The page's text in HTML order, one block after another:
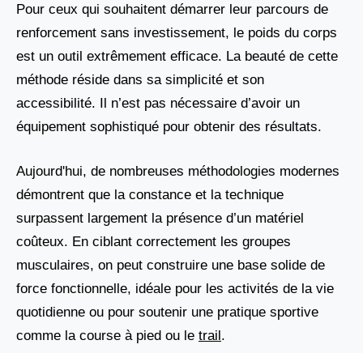
Pour ceux qui souhaitent démarrer leur parcours de
renforcement sans investissement, le poids du corps
est un outil extrêmement efficace. La beauté de cette
méthode réside dans sa simplicité et son
accessibilité. Il n’est pas nécessaire d’avoir un
équipement sophistiqué pour obtenir des résultats.
Aujourd'hui, de nombreuses méthodologies modernes
démontrent que la constance et la technique
surpassent largement la présence d’un matériel
coûteux. En ciblant correctement les groupes
musculaires, on peut construire une base solide de
force fonctionnelle, idéale pour les activités de la vie
quotidienne ou pour soutenir une pratique sportive
comme la course à pied ou le trail.